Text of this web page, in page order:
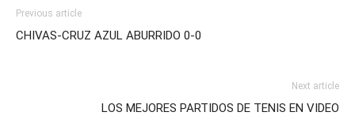
Previous article
CHIVAS-CRUZ AZUL ABURRIDO 0-0
Next article
LOS MEJORES PARTIDOS DE TENIS EN VIDEO